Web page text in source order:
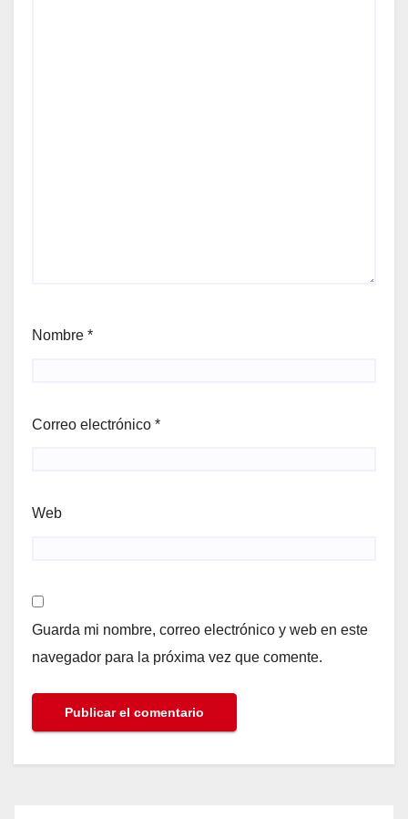
Nombre *
Correo electrónico *
Web
Guarda mi nombre, correo electrónico y web en este
navegador para la próxima vez que comente.